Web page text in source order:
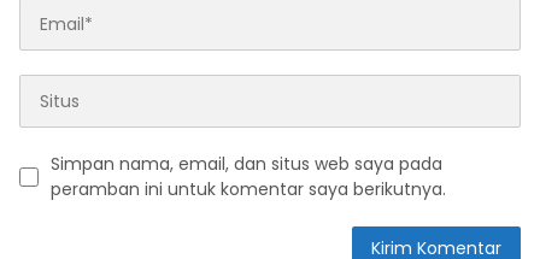
Simpan nama, email, dan situs web saya pada
peramban ini untuk komentar saya berikutnya.